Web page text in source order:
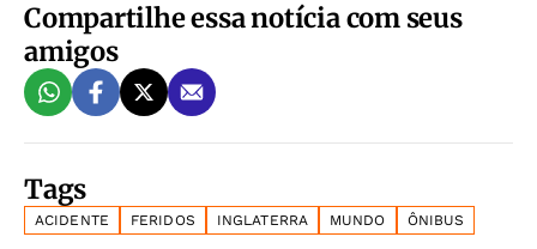
Compartilhe essa notícia com seus
amigos
Tags
ACIDENTE FERIDOS INGLATERRA MUNDO ÔNIBUS